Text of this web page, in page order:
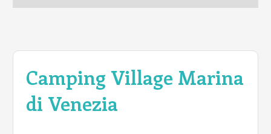
Camping Village Marina
di Venezia